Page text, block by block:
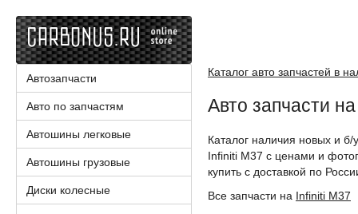
Каталог авто запчастей в
Авто запчасти
Каталог наличия новых и б/
Infiniti M37 с ценами и
купить с доставкой по
Все запчасти на Infiniti M37
Автозапчасти
Авто по запчастям
Автошины легковые
Автошины грузовые
Диски колесные